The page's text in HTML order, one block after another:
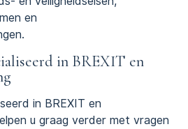
en
in BREXIT en
in BREXIT en
u graag verder met vragen